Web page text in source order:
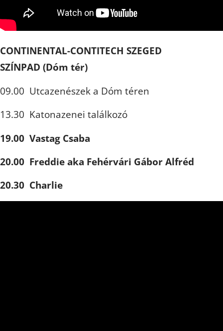
CONTINENTAL-CONTITECH SZEGED
SZÍNPAD (Dóm tér)
09.00 Utcazenészek a Dóm téren
13.30 Katonazenei találkozó
19.00 Vastag Csaba
20.00 Freddie aka Fehérvári Gábor Alfréd
20.30 Charlie